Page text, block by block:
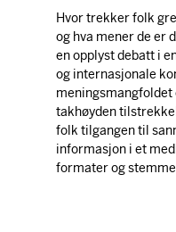
Hvor trekker folk
og hva mener de er
en opplyst debatt i
og internasjonale
meningsmangfoldet
takhøyden
folk tilgangen til
informasjon i et
formater og